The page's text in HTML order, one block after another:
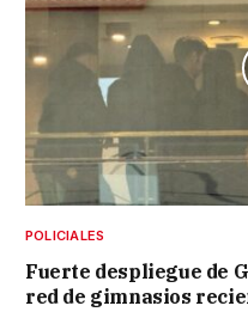
POLICIALES
Fuerte despliegue de
red de gimnasios